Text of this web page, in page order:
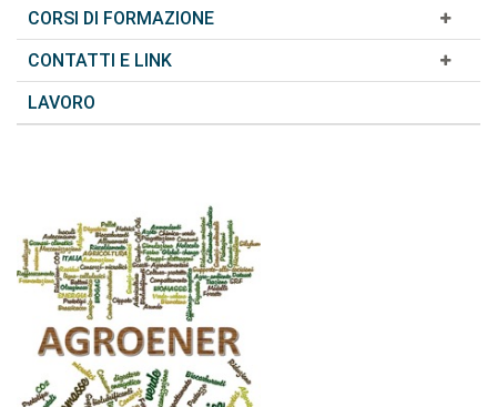
CORSI DI FORMAZIONE
CONTATTI E LINK
LAVORO